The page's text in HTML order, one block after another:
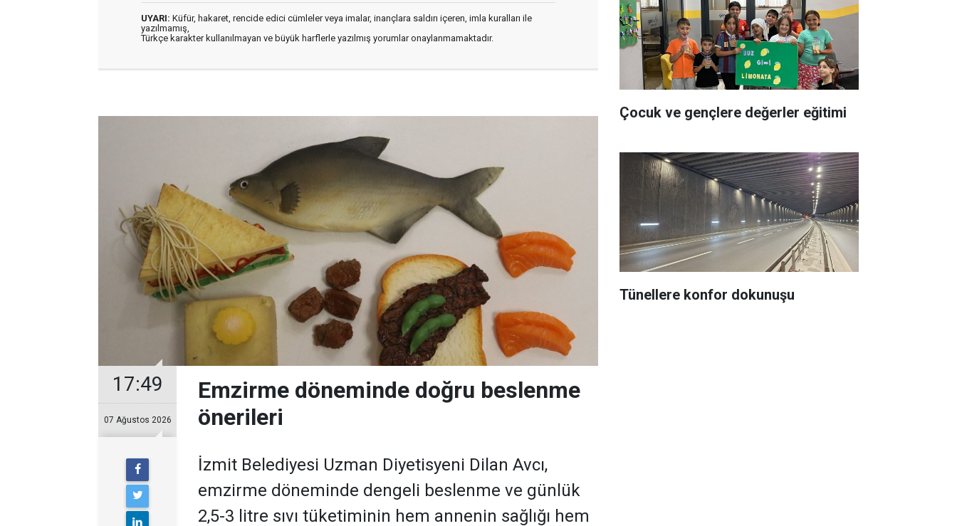
UYARI: Küfür, hakaret, rencide edici cümleler veya imalar, inançlara saldırı içeren, imla kuralları ile
yazılmamış,
Türkçe karakter kullanılmayan ve büyük harflerle yazılmış yorumlar onaylanmamaktadır.
17:49
07 Ağustos 2026
Emzirme döneminde doğru beslenme
önerileri
İzmit Belediyesi Uzman Diyetisyeni Dilan Avcı,
emzirme döneminde dengeli beslenme ve günlük
2,5-3 litre sıvı tüketiminin hem annenin sağlığı hem
Çocuk ve gençlere değerler eğitimi
Tünellere konfor dokunuşu